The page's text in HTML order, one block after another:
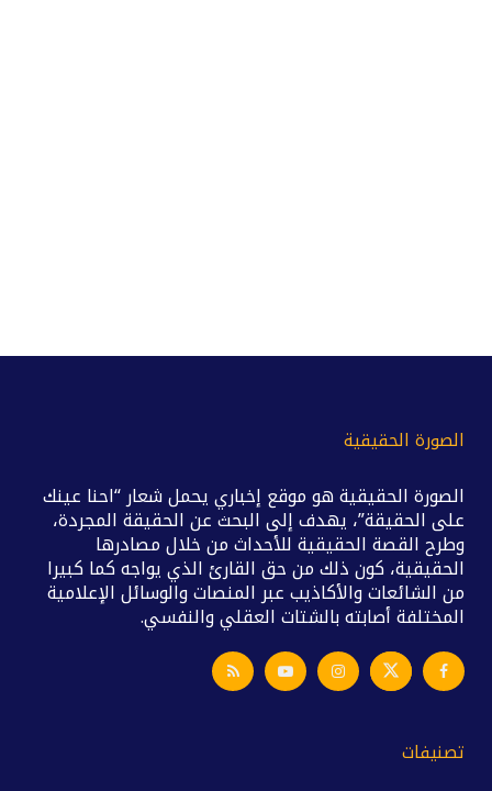
الصورة الحقيقية
الصورة الحقيقية هو موقع إخباري يحمل شعار “احنا عينك
على الحقيقة”، يهدف إلى البحث عن الحقيقة المجردة،
وطرح القصة الحقيقية للأحداث من خلال مصادرها
الحقيقية، كون ذلك من حق القارئ الذي يواجه كما كبيرا
من الشائعات والأكاذيب عبر المنصات والوسائل الإعلامية
المختلفة أصابته بالشتات العقلي والنفسي.
تصنيفات